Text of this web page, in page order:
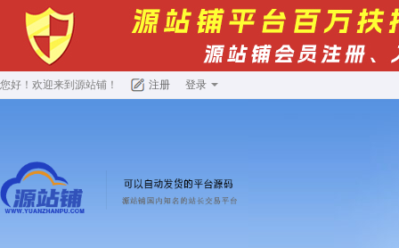
您好！欢迎来到 源站铺 ！ 注册 登录